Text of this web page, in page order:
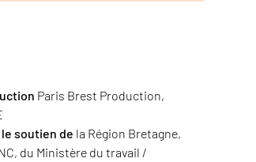
Paris Brest Production,
soutien de la Région Bretagne,
du Ministère du travail /